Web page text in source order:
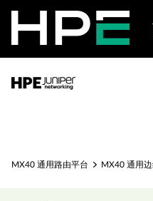
MX40 通用路由平台